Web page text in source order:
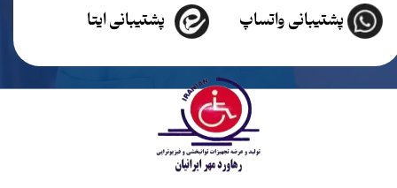
پشتیبانی ایتا پشتیبانی واتساپ